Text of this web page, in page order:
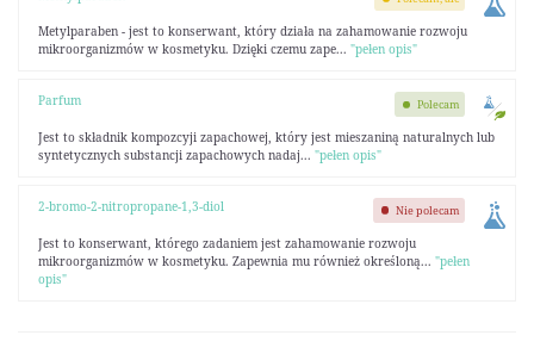
Metylparaben - jest to konserwant, który działa na zahamowanie rozwoju
mikroorganizmów w kosmetyku. Dzięki czemu zape... "pełen opis"
Parfum
Jest to składnik kompozcyji zapachowej, który jest mieszaniną naturalnych lub
syntetycznych substancji zapachowych nadaj... "pełen opis"
Polecam
2-bromo-2-nitropropane-1,3-diol
Jest to konserwant, którego zadaniem jest zahamowanie rozwoju
mikroorganizmów w kosmetyku. Zapewnia mu również określoną... "pełen
opis"
Nie polecam